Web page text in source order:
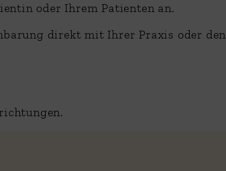
oder Ihrem Patienten an.
direkt mit Ihrer Praxis oder den